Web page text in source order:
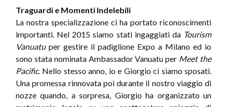
Traguardi e Momenti Indelebili
La nostra specializzazione ci ha portato riconoscimenti
importanti. Nel 2015 siamo stati ingaggiati da Tourism
Vanuatuper gestire il padiglione Expo a Milano ed io
sono stata nominata Ambassador Vanuatu per Meet the
Pacific. Nello stesso anno, io e Giorgio ci siamo sposati.
Una promessa rinnovata poi durante il nostro viaggio di
nozze quando, a sorpresa, Giorgio ha organizzato un